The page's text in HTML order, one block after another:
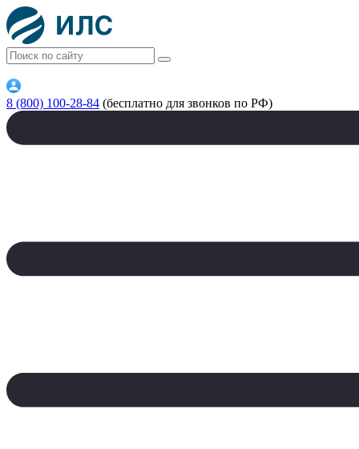
8 (800) 100-28-84 (бесплатно для звонков по РФ)